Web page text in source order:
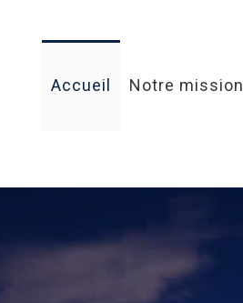
Accueil Notre mission